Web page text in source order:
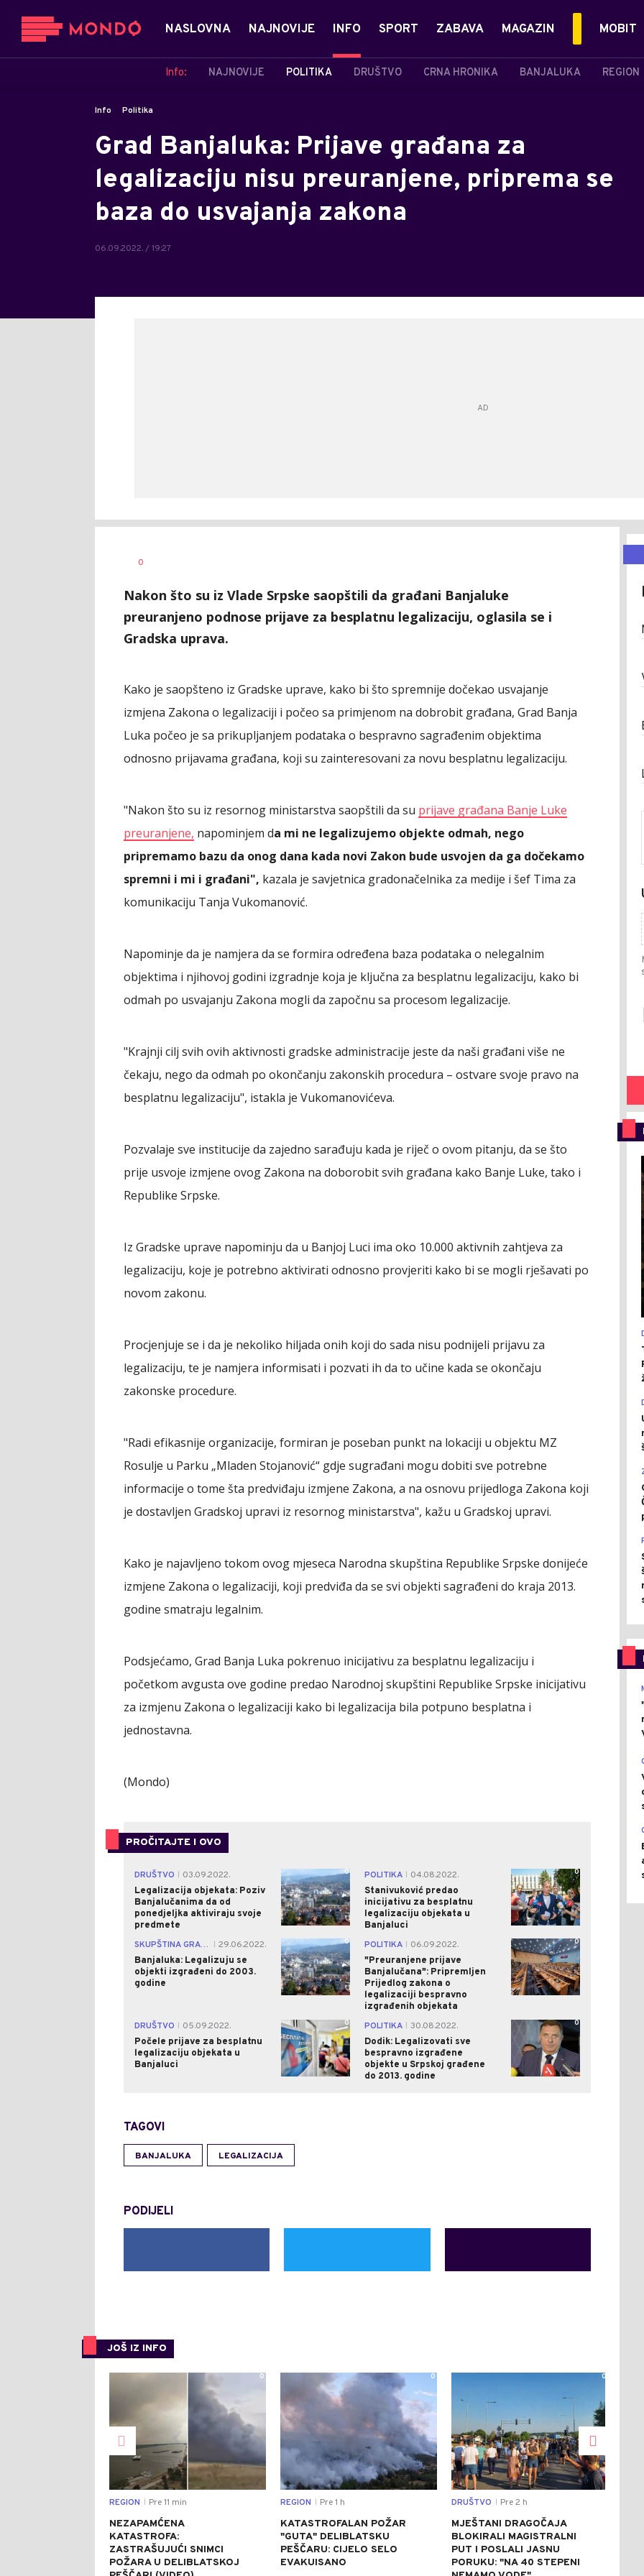
NASLOVNA NAJNOVIJE INFO
Info: NAJNOVIJE POLITIKA DRUŠTVO CRNA HRONIKA BANJALUKA REGION
SPORT ZABAVA MAGAZIN MOBIT
Info Politika
Grad Banjaluka: Prijave građana za
legalizaciju nisu preuranjene, priprema se
baza do usvajanja zakona
06.09.2022. / 19:27
AUTOR
0
Nakon što su iz Vlade Srpske saopštili da građani Banjaluke
preuranjeno podnose prijave za besplatnu legalizaciju, oglasila se i
Gradska uprava.
Kako je saopšteno iz Gradske uprave, kako bi što spremnije dočekao usvajanje
izmjena Zakona o legalizaciji i počeo sa primjenom na dobrobit građana, Grad Banja
Luka počeo je sa prikupljanjem podataka o bespravno sagrađenim objektima
odnosno prijavama građana, koji su zainteresovani za novu besplatnu legalizaciju.
"Nakon što su iz resornog ministarstva saopštili da su prijave građana Banje Luke
preuranjene, napominjem da mi ne legalizujemo objekte odmah, nego
pripremamo bazu da onog dana kada novi Zakon bude usvojen da ga dočekamo
spremni i mi i građani", kazala je savjetnica gradonačelnika za medije i šef Tima za
komunikaciju Tanja Vukomanović.
Napominje da je namjera da se formira određena baza podataka o nelegalnim
objektima i njihovoj godini izgradnje koja je ključna za besplatnu legalizaciju, kako bi
odmah po usvajanju Zakona mogli da započnu sa procesom legalizacije.
"Krajnji cilj svih ovih aktivnosti gradske administracije jeste da naši građani više ne
čekaju, nego da odmah po okončanju zakonskih procedura – ostvare svoje pravo na
besplatnu legalizaciju", istakla je Vukomanovićeva.
Pozvalaje sve institucije da zajedno sarađuju kada je riječ o ovom pitanju, da se što
prije usvoje izmjene ovog Zakona na doborobit svih građana kako Banje Luke, tako i
Republike Srpske.
Iz Gradske uprave napominju da u Banjoj Luci ima oko 10.000 aktivnih zahtjeva za
legalizaciju, koje je potrebno aktivirati odnosno provjeriti kako bi se mogli rješavati po
novom zakonu.
Procjenjuje se i da je nekoliko hiljada onih koji do sada nisu podnijeli prijavu za
legalizaciju, te je namjera informisati i pozvati ih da to učine kada se okončaju
zakonske procedure.
"Radi efikasnije organizacije, formiran je poseban punkt na lokaciji u objektu MZ
Rosulje u Parku „Mladen Stojanović“ gdje sugrađani mogu dobiti sve potrebne
informacije o tome šta predviđaju izmjene Zakona, a na osnovu prijedloga Zakona koji
je dostavljen Gradskoj upravi iz resornog ministarstva", kažu u Gradskoj upravi.
Kako je najavljeno tokom ovog mjeseca Narodna skupština Republike Srpske donijeće
izmjene Zakona o legalizaciji, koji predviđa da se svi objekti sagrađeni do kraja 2013.
godine smatraju legalnim.
Podsjećamo, Grad Banja Luka pokrenuo inicijativu za besplatnu legalizaciju i
početkom avgusta ove godine predao Narodnoj skupštini Republike Srpske inicijativu
za izmjenu Zakona o legalizaciji kako bi legalizacija bila potpuno besplatna i
jednostavna.
(Mondo)
PROČITAJTE I OVO
DRUŠTVO
03.09.2022.
Legalizacija objekata: Poziv
Banjalučanima da od
ponedjeljka aktiviraju svoje
predmete
0 POLITIKA
04.08.2022.
Stanivuković predao
inicijativu za besplatnu
legalizaciju objekata u
Banjaluci
0
SKUPŠTINA GRADA
29.06.2022.
Banjaluka: Legalizuju se
objekti izgrađeni do 2003.
godine
0 POLITIKA
06.09.2022.
"Preuranjene prijave
Banjalučana": Pripremljen
Prijedlog zakona o
legalizaciji bespravno
izgrađenih objekata
0
DRUŠTVO
05.09.2022.
Počele prijave za besplatnu
legalizaciju objekata u
Banjaluci
0 POLITIKA
30.08.2022.
Dodik: Legalizovati sve
bespravno izgrađene
objekte u Srpskoj građene
do 2013. godine
0
TAGOVI
BANJALUKA LEGALIZACIJA
PODIJELI
JOŠ IZ INFO
0
REGION Pre 11 min
NEZAPAMĆENA
KATASTROFA:
ZASTRAŠUJUĆI SNIMCI
POŽARA U DELIBLATSKOJ
0
REGION Pre 1 h
KATASTROFALAN POŽAR
"GUTA" DELIBLATSKU
PEŠČARU: CIJELO SELO
EVAKUISANO
0
DRUŠTVO Pre 2 h
MJEŠTANI DRAGOČAJA
BLOKIRALI MAGISTRALNI
PUT I POSLALI JASNU
PORUKU: "NA 40 STEPENI